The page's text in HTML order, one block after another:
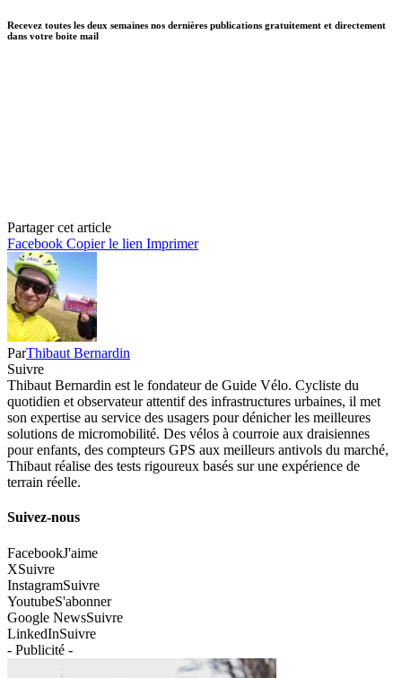
Recevez toutes les deux semaines nos dernières publications gratuitement et directement
dans votre boite mail
Partager cet article
Facebook Copier le lien Imprimer
ParThibaut Bernardin
Suivre
Thibaut Bernardin est le fondateur de Guide Vélo. Cycliste du
quotidien et observateur attentif des infrastructures urbaines, il met
son expertise au service des usagers pour dénicher les meilleures
solutions de micromobilité. Des vélos à courroie aux draisiennes
pour enfants, des compteurs GPS aux meilleurs antivols du marché,
Thibaut réalise des tests rigoureux basés sur une expérience de
terrain réelle.
Suivez-nous
FacebookJ'aime
XSuivre
InstagramSuivre
YoutubeS'abonner
Google NewsSuivre
LinkedInSuivre
- Publicité -